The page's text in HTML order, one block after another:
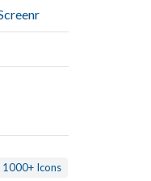
1000+ Icons